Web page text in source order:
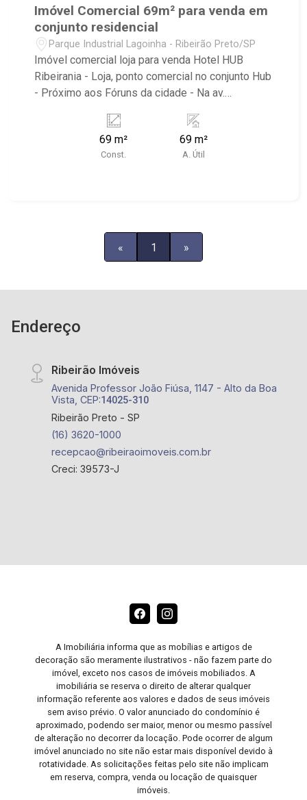
Imóvel Comercial 69m² para venda em
conjunto residencial
Parque Industrial Lagoinha - Ribeirão Preto/SP
Imóvel comercial loja para venda Hotel HUB
Ribeirania - Loja, ponto comercial no conjunto Hub
- Próximo aos Fóruns da cidade - Na av.
Castelo Branco - Imóvel funcionando como uma
gelateria - Venda apenas do imóvel, não
mobiliário. - Ideal para investidor, gelateria atual
69 m²
Const.
69 m²
A. Útil
« 1 »
Endereço
Ribeirão Imóveis
Avenida Professor João Fiúsa, 1147 - Alto da Boa
Vista, CEP:14025-310
Ribeirão Preto - SP
(16) 3620-1000
recepcao@ribeiraoimoveis.com.br
Creci: 39573-J
A Imobiliária informa que as mobílias e artigos de
decoração são meramente ilustrativos - não fazem parte do
imóvel, exceto nos casos de imóveis mobiliados. A
imobiliária se reserva o direito de alterar qualquer
informação referente aos valores e dados de seus imóveis
sem aviso prévio. O valor anunciado do condomínio é
aproximado, podendo ser maior, menor ou mesmo passível
de alteração no decorrer da locação. Pode ocorrer de algum
imóvel anunciado no site não estar mais disponível devido à
rotatividade. As solicitações feitas pelo site não implicam
em reserva, compra, venda ou locação de quaisquer
imóveis.